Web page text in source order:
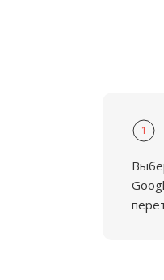
1